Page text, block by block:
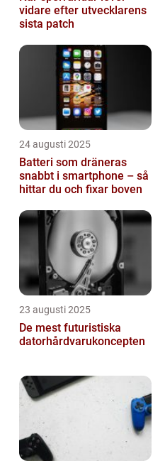
vidare efter utvecklarens
sista patch
24 augusti 2025
Batteri som dräneras
snabbt i smartphone – så
hittar du och fixar boven
23 augusti 2025
De mest futuristiska
datorhårdvarukoncepten